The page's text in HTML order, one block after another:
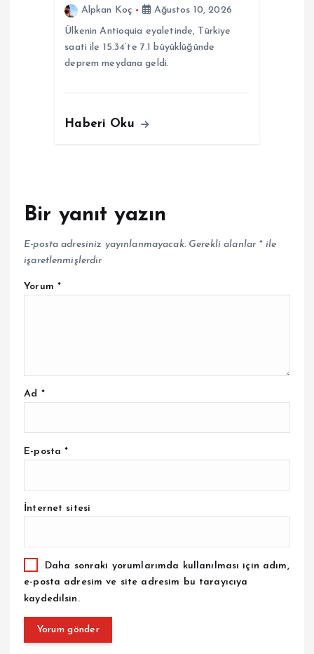
Alpkan Koç
Ağustos 10, 2026
Ülkenin Antioquia eyaletinde, Türkiye
saati ile 15.34’te 7.1 büyüklüğünde
deprem meydana geldi.
Haberi Oku
Bir yanıt yazın
E-posta adresiniz yayınlanmayacak. Gerekli alanlar *ile
işaretlenmişlerdir
Yorum *
Ad *
E-posta*
İnternet sitesi
Daha sonraki yorumlarımda kullanılması için adım,
e-posta adresim ve site adresim bu tarayıcıya
kaydedilsin.